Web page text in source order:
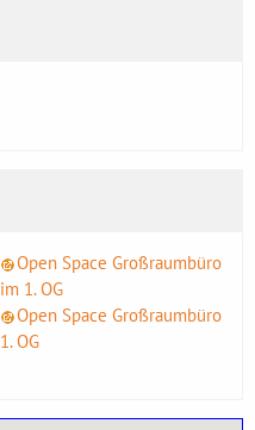
Open Space Großraumbüro
im 1. OG
Open Space Großraumbüro
1. OG